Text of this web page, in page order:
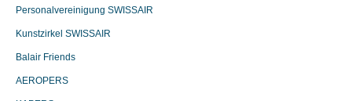
Personalvereinigung SWISSAIR
Kunstzirkel SWISSAIR
Balair Friends
AEROPERS